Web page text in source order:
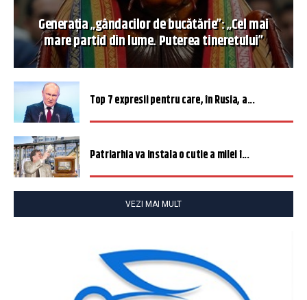
Generația „gândacilor de bucătărie”: „Cel mai
mare partid din lume. Puterea tineretului”
Top 7 expresii pentru care, în Rusia, a...
Patriarhia va instala o cutie a milei î...
VEZI MAI MULT